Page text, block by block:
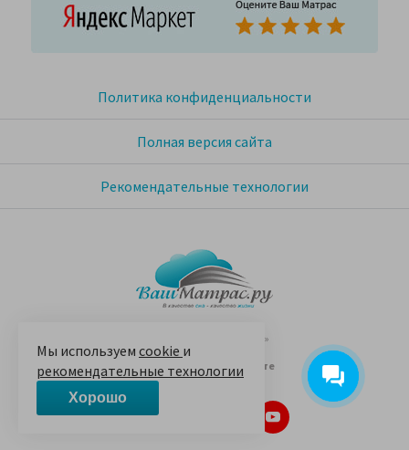
© 2005-2026 «Ваш матрас»
14 лет на Яндекс.Маркете
Политика конфиденциальности
Полная версия сайта
Рекомендательные технологии
Мы используем cookie и
рекомендательные технологии
Хорошо